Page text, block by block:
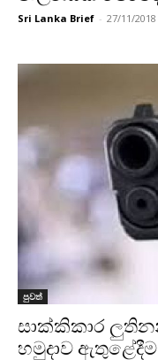
Sri Lanka Brief - 27/11/2018
පුවත්
සාක්කිකාර
හමුදාව